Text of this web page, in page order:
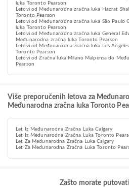
luka Toronto Pearson
Letovi od Međunarodna zračna luka Hazrat
Toronto Pearson
Letovi od Međunarodna zračna luka São Paulo
luka Toronto Pearson
Letovi od Međunarodna zračna luka General
Međunarodna zračna luka Toronto Pearson
Letovi od Međunarodna zračna luka Los
Toronto Pearson
Letovi od Zračna luka Milano Malpensa do
Pearson
Više preporučenih letova za
Međunarodna zračna luka Toronto
Let Iz Međunarodna Zračna Luka Calgary
Let Iz Međunarodna Zračna Luka Toronto
Let Za Međunarodna Zračna Luka Calgary
Let Za Međunarodna Zračna Luka Toronto
Zašto morate